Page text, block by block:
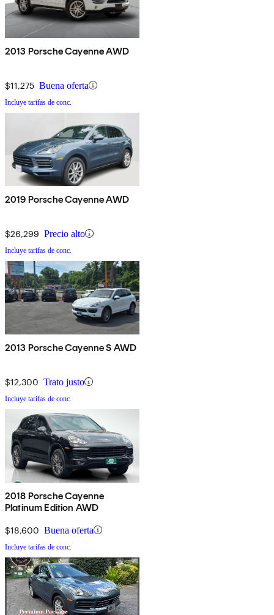
2013 Porsche Cayenne AWD
$11,275 Buena oferta
Incluye tarifas de conc.
2019 Porsche Cayenne AWD
$26,299 Precio alto
Incluye tarifas de conc.
2013 Porsche Cayenne S AWD
$12,300 Trato justo
Incluye tarifas de conc.
2018 Porsche Cayenne
Platinum Edition AWD
$18,600 Buena oferta
Incluye tarifas de conc.